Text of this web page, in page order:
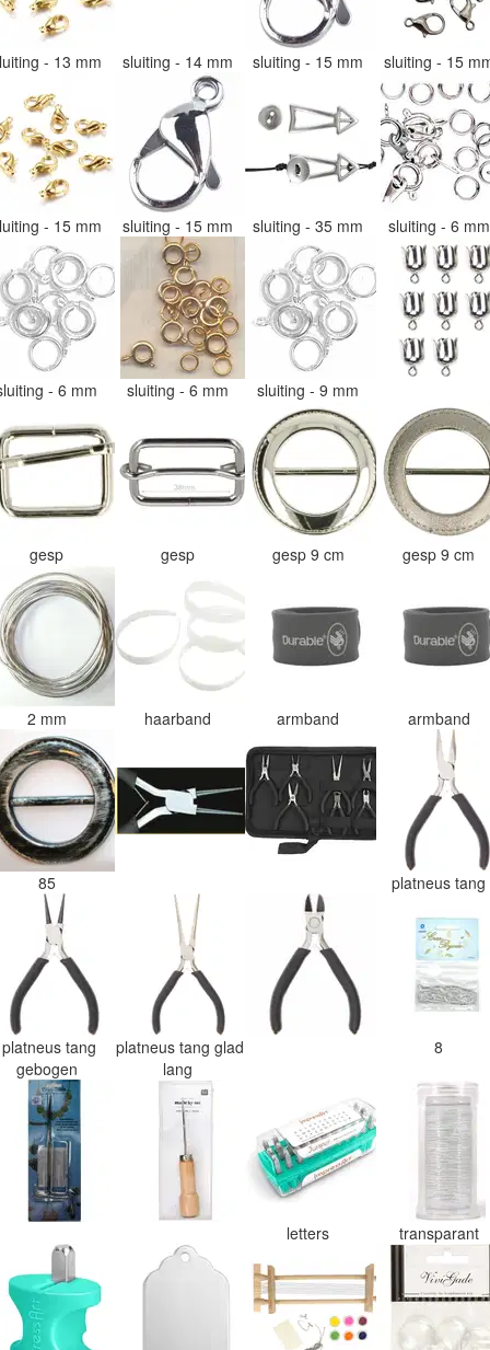
- 13 mm sluiting - 14 mm sluiting - 15 mm sluiting - 15
- 15 mm sluiting - 15 mm sluiting - 35 mm sluiting - 6
- 6 mm sluiting - 6 mm sluiting - 9 mm
gesp gesp gesp 9 cm gesp 9 cm
2 mm haarband armband armband
85 platneus tang
platneus tang
gebogen
platneus tang glad
lang
8
letters transparant